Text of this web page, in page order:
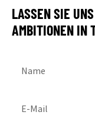
LASSEN SIE
AMBITIONEN IN
Name
E-Mail